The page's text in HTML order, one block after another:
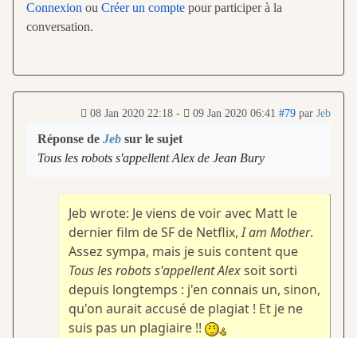
Connexion ou Créer un compte pour participer à la
conversation.
08 Jan 2020 22:18 - 09 Jan 2020 06:41 #79 par Jeb
Réponse de Jeb sur le sujet
Tous les robots s'appellent Alex de Jean Bury
Jeb wrote: Je viens de voir avec Matt le
dernier film de SF de Netflix,I am Mother.
Assez sympa, mais je suis content que
Tous les robots s'appellent Alexsoit sorti
depuis longtemps : j'en connais un, sinon,
qu'on aurait accusé de plagiat ! Et je ne
suis pas un plagiaire !!